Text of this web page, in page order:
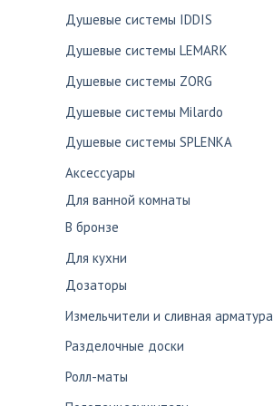
Душевые системы IDDIS
Душевые системы LEMARK
Душевые системы ZORG
Душевые системы Milardo
Душевые системы SPLENKA
Аксессуары
Для ванной комнаты
В бронзе
Для кухни
Дозаторы
Измельчители и сливная арматура
Разделочные доски
Ролл-маты